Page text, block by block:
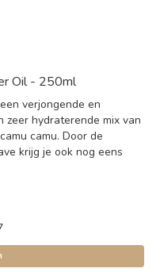
Oil - 250ml
verjongende en
hydraterende mix van
camu. Door de
krijg je ook nog eens